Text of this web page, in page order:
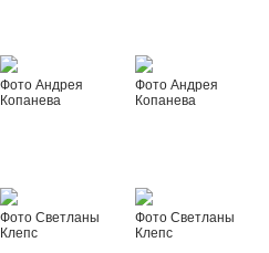
Фото Андрея
Копанева
Фото Андрея
Копанева
Фото Светланы
Клепс
Фото Светланы
Клепс